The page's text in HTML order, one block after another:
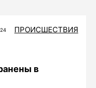
ПРОИСШЕСТВИЯ
в